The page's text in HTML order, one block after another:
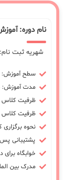
نام دوره:
شهریه ثبت نام:
سطح آموزش:
مدت آموزش: 24 ساعت
ظرفیت کلاس
ظرفیت کلاس
نحوه
پشتیبانی پس از
خوابگاه برای
مدرک بین